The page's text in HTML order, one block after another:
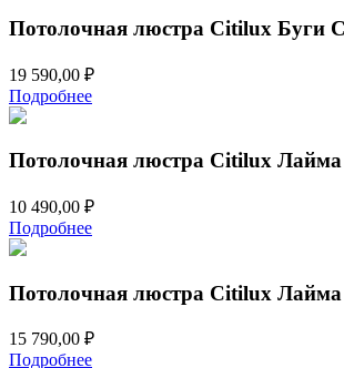
Потолочная люстра Citilux Буги
19 590,00 ₽
Подробнее
Потолочная люстра Citilux Лайма
10 490,00 ₽
Подробнее
Потолочная люстра Citilux Лайма
15 790,00 ₽
Подробнее